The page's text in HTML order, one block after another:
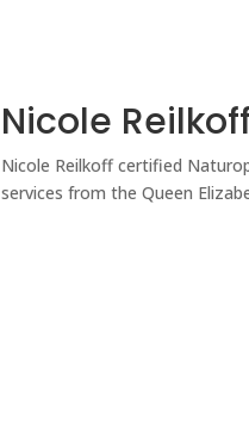
Nicole
Nicole Reilkoff certified
services from the Queen